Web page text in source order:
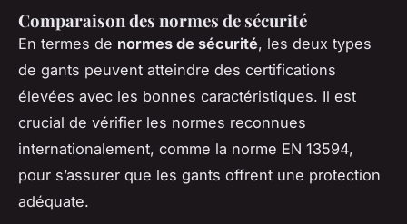
Comparaison des normes de sécurité
En termes de normes de sécurité, les deux types
de gants peuvent atteindre des certifications
élevées avec les bonnes caractéristiques. Il est
crucial de vérifier les normes reconnues
internationalement, comme la norme EN 13594,
pour s’assurer que les gants offrent une protection
adéquate.